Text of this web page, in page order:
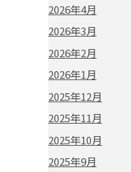
2026年4月
2026年3月
2026年2月
2026年1月
2025年12月
2025年11月
2025年10月
2025年9月